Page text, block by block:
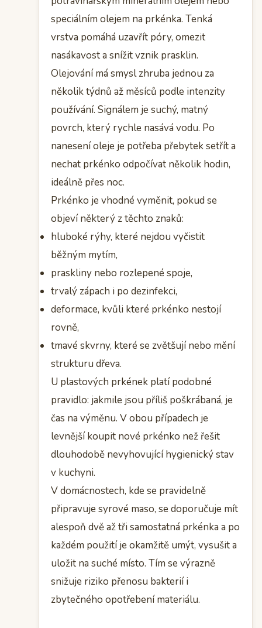
speciálním olejem na prkénka. Tenká
vrstva pomáhá uzavřít póry, omezit
nasákavost a snížit vznik prasklin.
Olejování má smysl zhruba jednou za
několik týdnů až měsíců podle intenzity
používání. Signálem je suchý, matný
povrch, který rychle nasává vodu. Po
nanesení oleje je potřeba přebytek setřít a
nechat prkénko odpočívat několik hodin,
ideálně přes noc.
Prkénko je vhodné vyměnit, pokud se
objeví některý z těchto znaků:
hluboké rýhy, které nejdou vyčistit
běžným mytím,
praskliny nebo rozlepené spoje,
trvalý zápach i po dezinfekci,
deformace, kvůli které prkénko nestojí
rovně,
tmavé skvrny, které se zvětšují nebo mění
strukturu dřeva.
U plastových prkének platí podobné
pravidlo: jakmile jsou příliš poškrábaná, je
čas na výměnu. V obou případech je
levnější koupit nové prkénko než řešit
dlouhodobě nevyhovující hygienický stav
v kuchyni.
V domácnostech, kde se pravidelně
připravuje syrové maso, se doporučuje mít
alespoň dvě až tři samostatná prkénka a po
každém použití je okamžitě umýt, vysušit a
uložit na suché místo. Tím se výrazně
snižuje riziko přenosu bakterií i
zbytečného opotřebení materiálu.